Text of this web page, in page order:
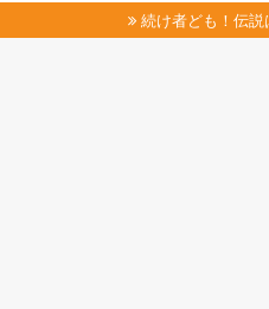
続け者ども！伝説